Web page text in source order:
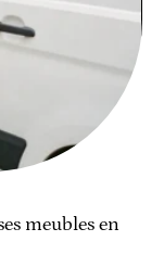
meubles en